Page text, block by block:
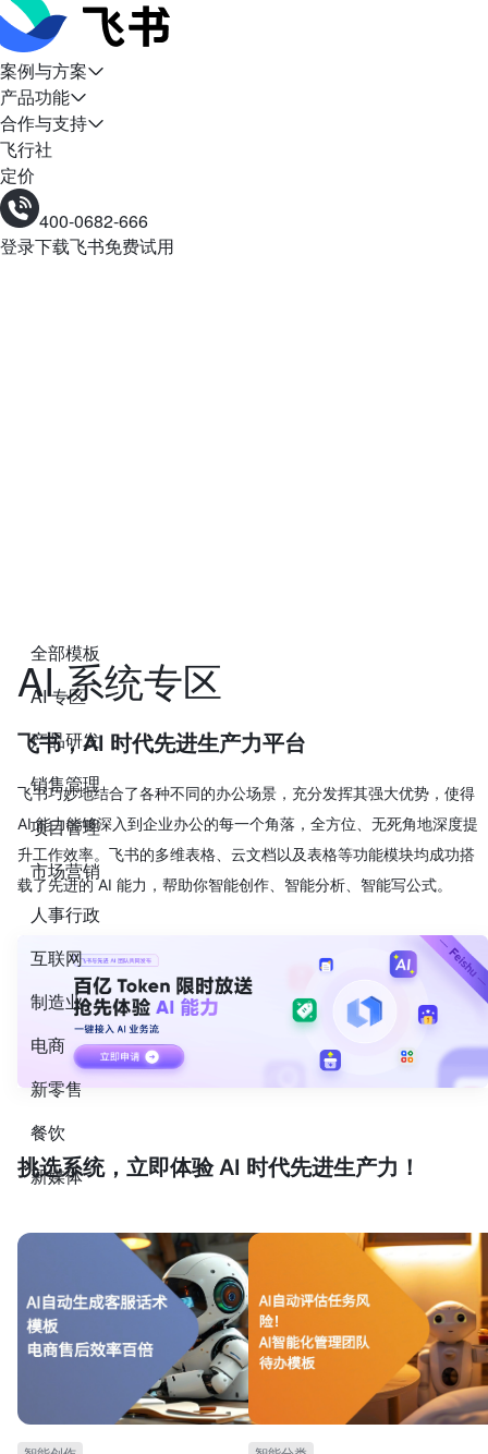
案例与方案
产品功能
合作与支持
飞行社
定价
400-0682-666
登录下载飞书免费试用
全部模板
AI 专区
产品研发
销售管理
项目管理
市场营销
人事行政
互联网
制造业
电商
新零售
餐饮
新媒体
AI 系统专区
飞书，AI 时代先进生产力平台
飞书巧妙地结合了各种不同的办公场景，充分发挥其强大优势，使得
AI 能力能够深入到企业办公的每一个角落，全方位、无死角地深度提
升工作效率。飞书的多维表格、云文档以及表格等功能模块均成功搭
载了先进的 AI 能力，帮助你智能创作、智能分析、智能写公式。
挑选系统，立即体验 AI 时代先进生产力！